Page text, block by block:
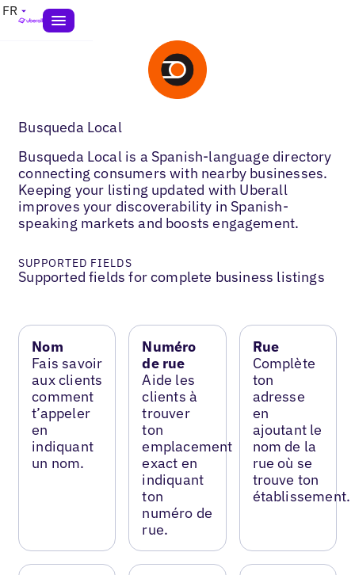
FR
Busqueda Local
Busqueda Local is a Spanish-language directory
connecting consumers with nearby businesses.
Keeping your listing updated with Uberall
improves your discoverability in Spanish-
speaking markets and boosts engagement.
SUPPORTED FIELDS
Supported fields for complete business listings
Nom
Fais savoir
aux clients
comment
t’appeler
en
indiquant
un nom.
Numéro
de rue
Aide les
clients à
trouver
ton
emplacement
exact en
indiquant
ton
numéro de
rue.
Rue
Complète
ton
adresse
en
ajoutant le
nom de la
rue où se
trouve ton
établissement.